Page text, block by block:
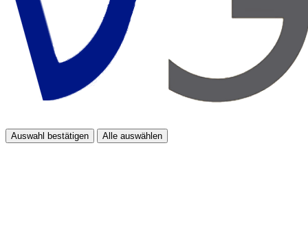
Auswahl bestätigen Alle auswählen